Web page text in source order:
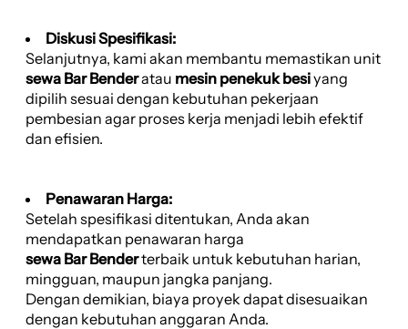
Diskusi Spesifikasi:
Selanjutnya, kami akan membantu memastikan unit
sewa Bar Benderatau mesin penekuk besiyang
dipilih sesuai dengan kebutuhan pekerjaan
pembesian agar proses kerja menjadi lebih efektif
dan efisien.
Penawaran Harga:
Setelah spesifikasi ditentukan, Anda akan
mendapatkan penawaran harga
sewa Bar Benderterbaik untuk kebutuhan harian,
mingguan, maupun jangka panjang.
Dengan demikian, biaya proyek dapat disesuaikan
dengan kebutuhan anggaran Anda.